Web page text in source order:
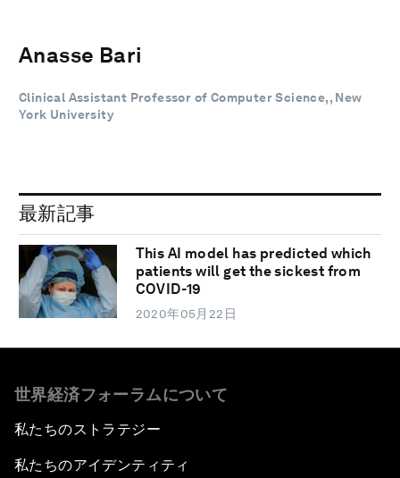
Anasse Bari
Clinical Assistant Professor of Computer Science,, New
York University
最新記事
This AI model has predicted which
patients will get the sickest from
COVID-19
2020年05月22日
世界経済フォーラムについて
私たちのストラテジー
私たちのアイデンティティ